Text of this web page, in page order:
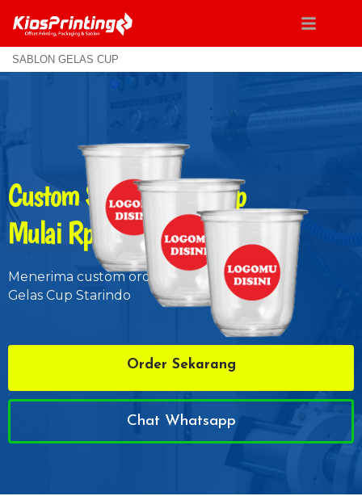
SABLON GELAS CUP
Custom Sablon Gelas Cup
Mulai Rp. 300/pcs
Menerima custom order.
Gelas Cup Starindo
Order Sekarang
Chat Whatsapp